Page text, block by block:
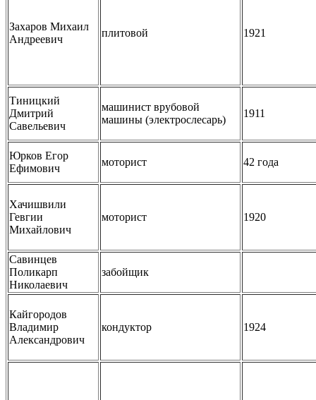
Захаров Михаил
Андреевич
плитовой 1921
Тиницкий
Дмитрий
Савельевич
машинист врубовой
машины (электрослесарь)
1911
Юрков Егор
Ефимович
моторист 42 года
Хачишвили
Гевгии
Михайлович
моторист 1920
Савинцев
Поликарп
Николаевич
забойщик
Кайгородов
Владимир
Александрович
кондуктор 1924